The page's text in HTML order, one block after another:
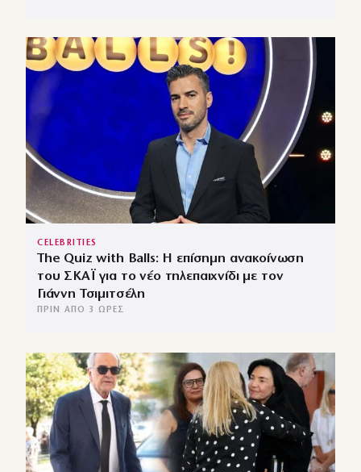
CELEBRITIES
The Quiz with Balls: Η επίσημη ανακοίνωση
του ΣΚΑΪ για το νέο τηλεπαιχνίδι με τον
Γιάννη Τσιμιτσέλη
ΠΡΙΝ ΑΠΌ 3 ΏΡΕΣ